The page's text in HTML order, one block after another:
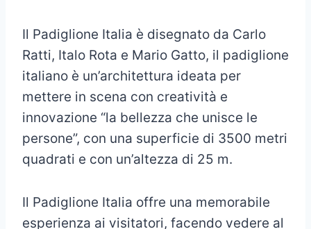
Il Padiglione Italia è disegnato da Carlo
Ratti, Italo Rota e Mario Gatto, il padiglione
italiano è un’architettura ideata per
mettere in scena con creatività e
innovazione “la bellezza che unisce le
persone”, con una superficie di 3500 metri
quadrati e con un’altezza di 25 m.
Il Padiglione Italia offre una memorabile
esperienza ai visitatori, facendo vedere al